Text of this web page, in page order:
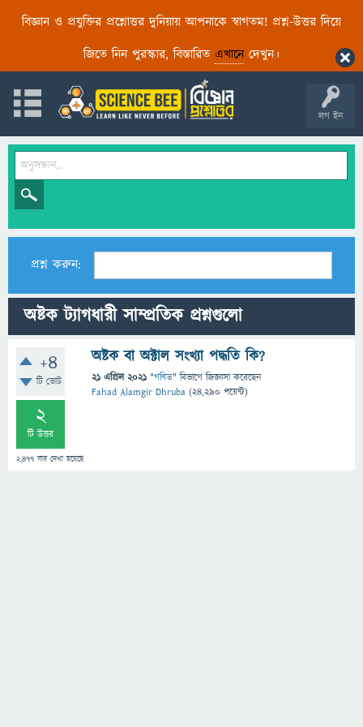
বিজ্ঞান ও প্রযুক্তির প্রশ্নোত্তর দুনিয়ায় আপনাকে স্বাগতম! প্রশ্ন-উত্তর দিয়ে
জিতে নিন পুরস্কার, বিস্তারিত এখানেদেখুন।
লগ ইন
প্রশ্ন করুন:
অষ্টক ট্যাগধারী সাম্প্রতিক প্রশ্নগুলো
+4
টি ভোট
2
টি উত্তর
2,477 বার দেখা হয়েছে
অষ্টক বা অক্টাল সংখ্যা পদ্ধতি কি?
21 এপ্রিল 2021 "গণিত" বিভাগে জিজ্ঞাসাকরেছেন
Fahad Alamgir Dhruba (24,290 পয়েন্ট)